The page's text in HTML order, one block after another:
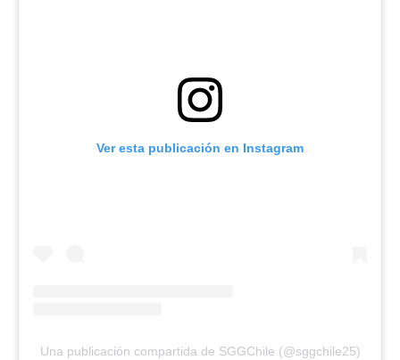
Ver esta publicación en Instagram
Una publicación compartida de SGGChile (@sggchile25)